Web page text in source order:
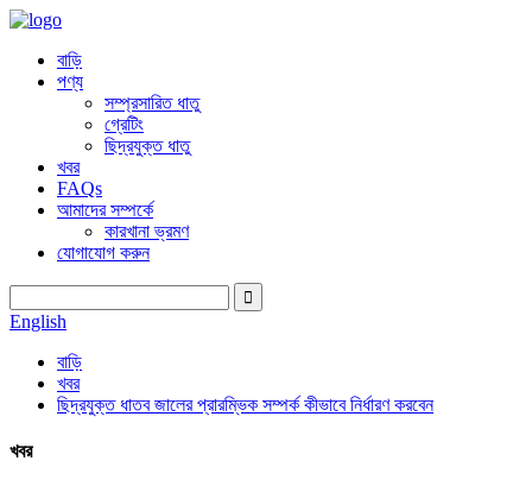
বাড়ি
পণ্য
সম্প্রসারিত ধাতু
গ্রেটিং
ছিদ্রযুক্ত ধাতু
খবর
FAQs
আমাদের সম্পর্কে
কারখানা ভ্রমণ
যোগাযোগ করুন
English
বাড়ি
খবর
ছিদ্রযুক্ত ধাতব জালের প্রারম্ভিক সম্পর্ক কীভাবে নির্ধারণ করবেন
খবর